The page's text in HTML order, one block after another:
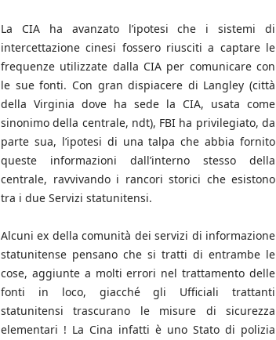
La CIA ha avanzato l’ipotesi che i sistemi di
intercettazione cinesi fossero riusciti a captare le
frequenze utilizzate dalla CIA per comunicare con
le sue fonti. Con gran dispiacere di Langley (città
della Virginia dove ha sede la CIA, usata come
sinonimo della centrale, ndt), FBI ha privilegiato, da
parte sua, l’ipotesi di una talpa che abbia fornito
queste informazioni dall’interno stesso della
centrale, ravvivando i rancori storici che esistono
tra i due Servizi statunitensi.
Alcuni ex della comunità dei servizi di informazione
statunitense pensano che si tratti di entrambe le
cose, aggiunte a molti errori nel trattamento delle
fonti in loco, giacché gli Ufficiali trattanti
statunitensi trascurano le misure di sicurezza
elementari ! La Cina infatti è uno Stato di polizia